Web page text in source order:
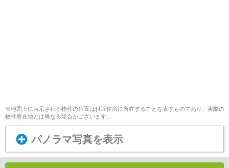
※地図上に表示される物件の位置は付近住所に所在することを表すものであり、実際の
物件所在地とは異なる場合がございます。
パノラマ写真を表示